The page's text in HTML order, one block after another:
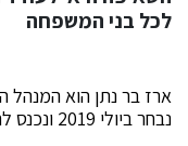
לכל בני המשפחה
ארז בר נתן הוא
נבחר ביולי 2019 ונכנס לתפקידו באוקטובר 2019